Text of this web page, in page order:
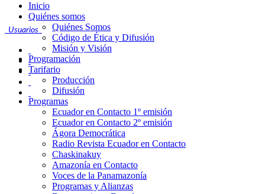
Usuarios
Inicio
Quiénes somos
Quiénes Somos
Código de Ética y Difusión
Misión y Visión
Programación
Tarifario
Producción
Difusión
Programas
Ecuador en Contacto 1º emisión
Ecuador en Contacto 2º emisión
Ágora Democrática
Radio Revista Ecuador en Contacto
Chaskinakuy
Amazonía en Contacto
Voces de la Panamazonía
Programas y Alianzas